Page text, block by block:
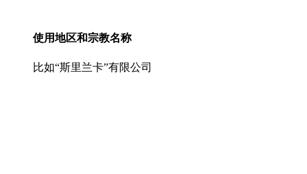
使用地区和宗教名称
比如“斯里兰卡”有限公司